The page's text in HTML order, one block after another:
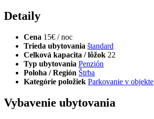
Detaily
Cena 15€ / noc
Trieda ubytovania štandard
Celková kapacita / lôžok 22
Typ ubytovania Penzión
Poloha / Región Štrba
Kategórie položiek Parkovanie v objekte
Vybavenie ubytovania